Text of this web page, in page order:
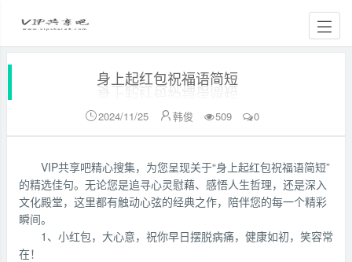
身上起红包祝福语简短
2024/11/25 韩俊 509 0
VIP共享吧精心搜集，为您呈现关于“身上起红包祝福语简短”
的精选佳句。无论您是追寻心灵慰藉、感悟人生哲理，还是深入
文化殿堂，这里都有触动心弦的经典之作，陪伴您的每一个精彩
瞬间。
1、小红包，大心意，祝你早日摆脱病痛，健康如初，笑容常
在！